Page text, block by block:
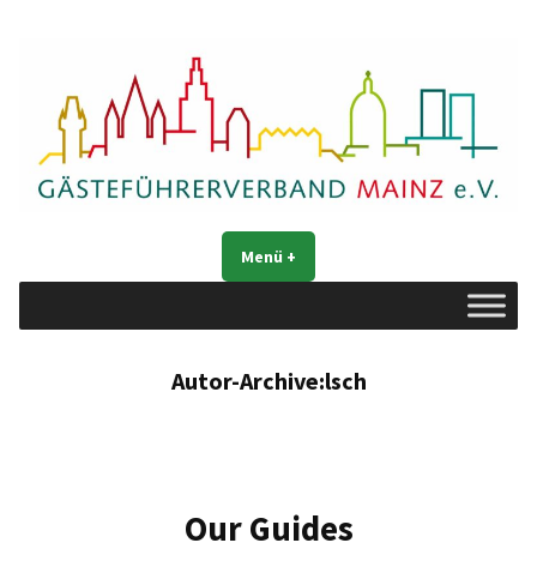
Gästeführerverband Mainz e. V.
Menü +
Autor-Archive:lsch
Our Guides